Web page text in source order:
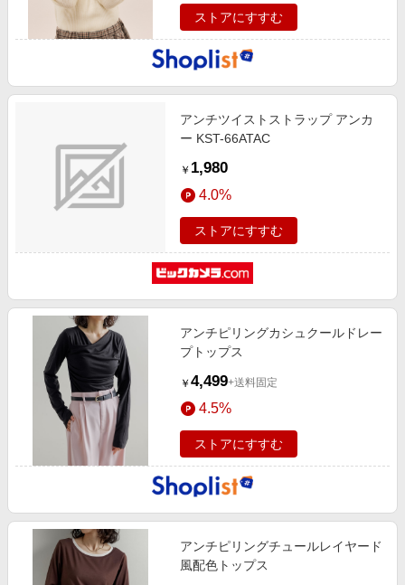
ストアにすすむ
アンチツイストストラップ アンカ
ー KST-66ATAC
￥ 1,980
4.0%
ストアにすすむ
アンチピリングカシュクールドレー
プトップス
￥ 4,499+送料固定
4.5%
ストアにすすむ
アンチピリングチュールレイヤード
風配色トップス